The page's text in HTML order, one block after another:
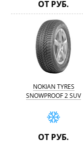
ОТ РУБ.
NOKIAN TYRES
SNOWPROOF 2 SUV
ОТ РУБ.